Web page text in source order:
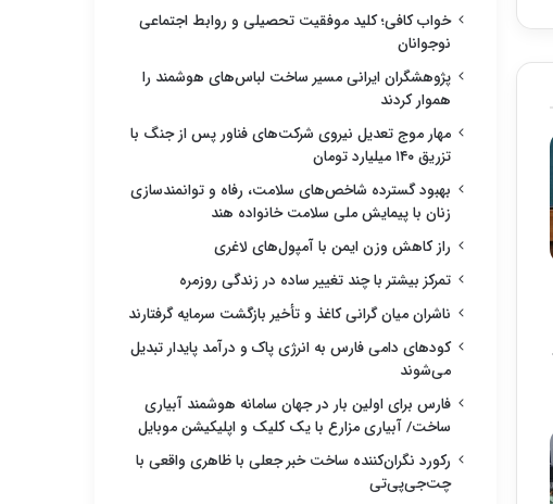
خواب کافی؛ کلید موفقیت تحصیلی و روابط اجتماعی
نوجوانان
پژوهشگران ایرانی مسیر ساخت لباس‌های هوشمند را
هموار کردند
مهار موج تعدیل نیروی شرکت‌های فناور پس از جنگ با
تزریق ۱۴۰ میلیارد تومان
بهبود گسترده شاخص‌های سلامت، رفاه و توانمندسازی
زنان با پیمایش ملی سلامت خانواده هند
راز کاهش وزن ایمن با آمپول‌های لاغری
تمرکز بیشتر با چند تغییر ساده در زندگی روزمره
ناشران میان گرانی کاغذ و تأخیر بازگشت سرمایه گرفتارند
کودهای دامی فارس به انرژی پاک و درآمد پایدار تبدیل
می‌شوند
فارس برای اولین بار در جهان سامانه هوشمند آبیاری
ساخت/ آبیاری مزارع با یک کلیک و اپلیکیشن موبایل
رکورد نگران‌کننده ساخت خبر جعلی با ظاهری واقعی با
چت‌جی‌پی‌تی